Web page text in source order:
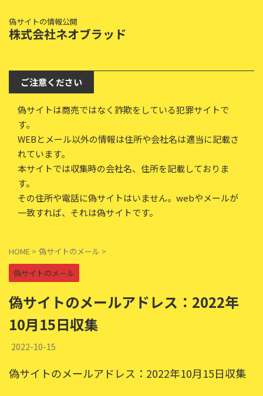
偽サイトの情報公開
株式会社ネオブラッド
ご注意ください
偽サイトは商売ではなく詐欺をしている犯罪サイトで
す。
WEBとメール以外の情報は住所や会社名は適当に記載さ
れています。
本サイトでは収集時の会社名、住所を記載しておりま
す。
その住所や電話に偽サイトはいません。webやメールが
一致すれば、それは偽サイトです。
HOME > 偽サイトのメール >
偽サイトのメール
偽サイトのメールアドレス：2022年
10月15日収集
2022-10-15
偽サイトのメールアドレス：2022年10月15日収集